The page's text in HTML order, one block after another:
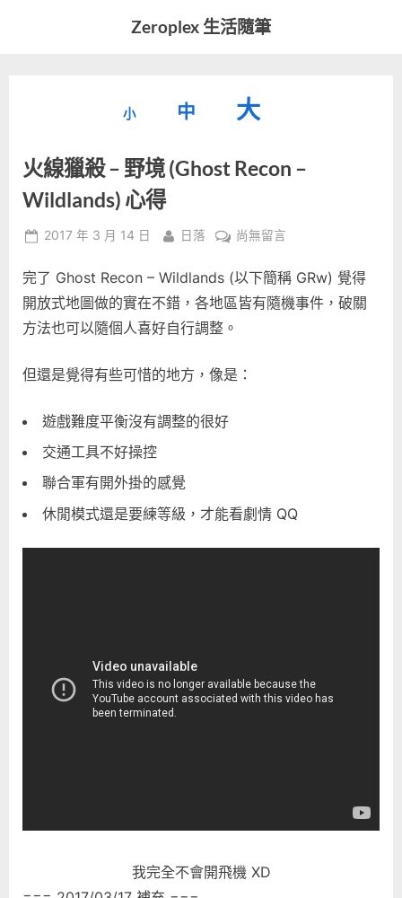
Zeroplex 生活隨筆
發
活
瑣
事
小
型
大
小。
中
重
字
大
小。
大
型
大
小。
火線獵殺 – 野境 (Ghost Recon –
Wildlands) 心得
Posted
2017 年 3 月 14 日 By
日落
在
線
獵
境
得〉
中
尚無留言
完了 Ghost Recon – Wildlands (以下簡稱 GRw) 覺得
開放式地圖做的實在不錯，各地區皆有隨機事件，破關
方法也可以隨個人喜好自行調整。
但還是覺得有些可惜的地方，像是：
遊戲難度平衡沒有調整的很好
交通工具不好操控
聯合軍有開外掛的感覺
休閒模式還是要練等級，才能看劇情 QQ
我完全不會開飛機 XD